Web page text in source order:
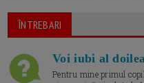
ÎNTREBARI
Voi iubi al
Pentru mine primul